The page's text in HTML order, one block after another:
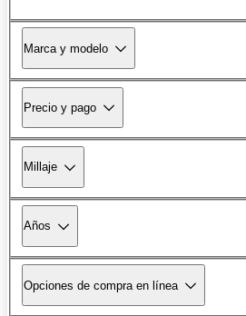
Marca y modelo
Precio y pago
Millaje
Años
Opciones de compra en línea